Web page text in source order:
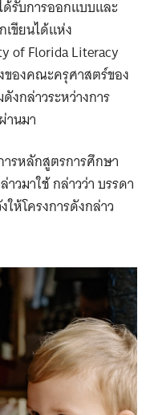
ด้รับการออกแบบและ
ขียนได้แห่ง
of Florida Literacy
ของคณะครุศาสตร์ของ
งกล่าวระหว่างการ
านมา
ารหลักสูตรการศึกษา
วมาใช้ กล่าวว่า บรรดา
ให้โครงการดังกล่าว